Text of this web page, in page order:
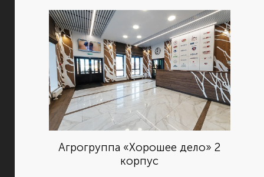
Агрогруппа «Хорошее дело» 2
корпус